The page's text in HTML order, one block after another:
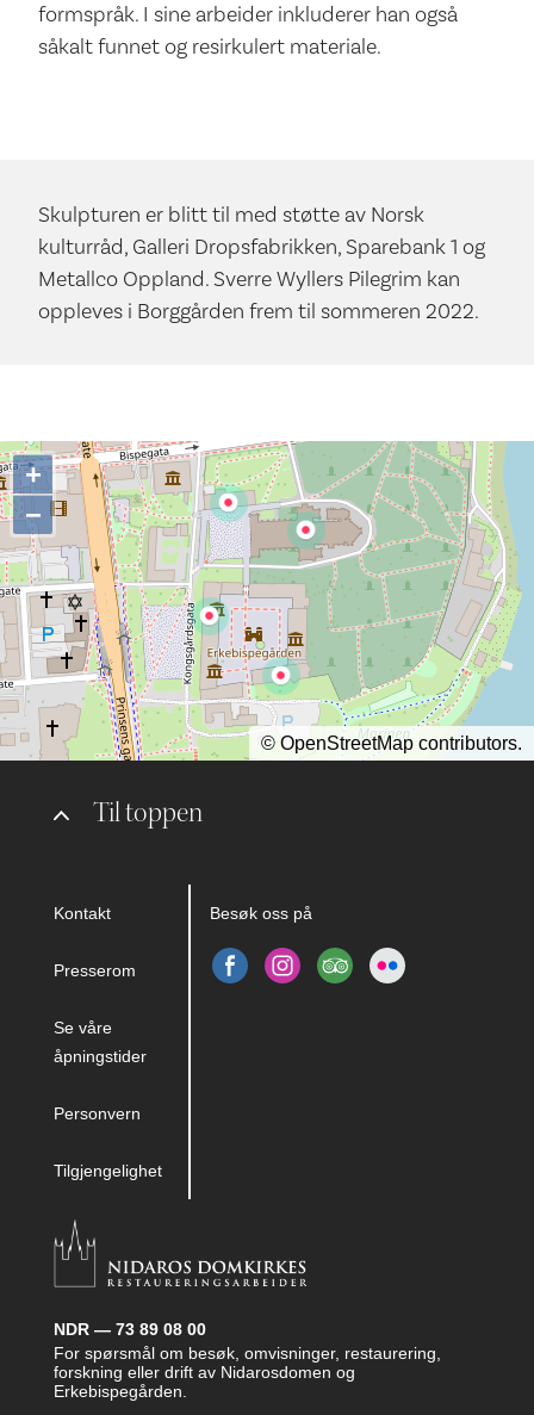
formspråk. I sine arbeider inkluderer han også
såkalt funnet og resirkulert materiale.
Skulpturen er blitt til med støtte av Norsk
kulturråd, Galleri Dropsfabrikken, Sparebank 1 og
Metallco Oppland. Sverre Wyllers Pilegrim kan
oppleves i Borggården frem til sommeren 2022.
Til toppen
Kontakt
Presserom
Se våre
åpningstider
Personvern
Tilgjengelighet
Besøk oss på
NDR — 73 89 08 00
For spørsmål om besøk, omvisninger, restaurering,
forskning eller drift av Nidarosdomen og
Erkebispegården.
+
−
© OpenStreetMap contributors.